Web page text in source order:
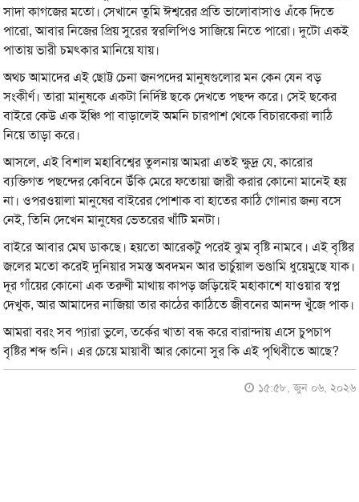
সাদা কাগজের মতো। সেখানে তুমি ঈশ্বরের প্রতি ভালোবাসাও এঁকে দিতে
পারো, আবার নিজের প্রিয় সুরের স্বরলিপিও সাজিয়ে নিতে পারো। দুটো একই
পাতায় ভারী চমৎকার মানিয়ে যায়।
অথচ আমাদের এই ছোট্ট চেনা জনপদের মানুষগুলোর মন কেন যেন বড়
সংকীর্ণ। তারা মানুষকে একটা নির্দিষ্ট ছকে দেখতে পছন্দ করে। সেই ছকের
বাইরে কেউ এক ইঞ্চি পা বাড়ালেই অমনি চারপাশ থেকে বিচারকেরা লাঠি
নিয়ে তাড়া করে।
আসলে, এই বিশাল মহাবিশ্বের তুলনায় আমরা এতই ক্ষুদ্র যে, কারোর
ব্যক্তিগত পছন্দের কেবিনে উঁকি মেরে ফতোয়া জারী করার কোনো মানেই হয়
না। ওপরওয়ালা মানুষের বাইরের পোশাক বা হাতের কাঠি গোনার জন্য বসে
নেই, তিনি দেখেন মানুষের ভেতরের খাঁটি মনটা।
বাইরে আবার মেঘ ডাকছে। হয়তো আরেকটু পরেই ঝুম বৃষ্টি নামবে। এই বৃষ্টির
জলের মতো করেই দুনিয়ার সমস্ত অবদমন আর ভার্চুয়াল ভণ্ডামি ধুয়েমুছে যাক।
দূর গাঁয়ের কোনো এক তরুণী মাথায় কাপড় জড়িয়েই মহাকাশে যাওয়ার স্বপ্ন
দেখুক, আর আমাদের নাজিয়া তার কাঠের কাঠিতে জীবনের আনন্দ খুঁজে পাক।
আমরা বরং সব প্যারা ভুলে, তর্কের খাতা বন্ধ করে বারান্দায় এসে চুপচাপ
বৃষ্টির শব্দ শুনি। এর চেয়ে মায়াবী আর কোনো সুর কি এই পৃথিবীতে আছে?
১৫:৫৮, জুন ০৬, ২০২৬